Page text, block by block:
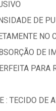
DE
NO
DE
PARA
: TECIDO DE